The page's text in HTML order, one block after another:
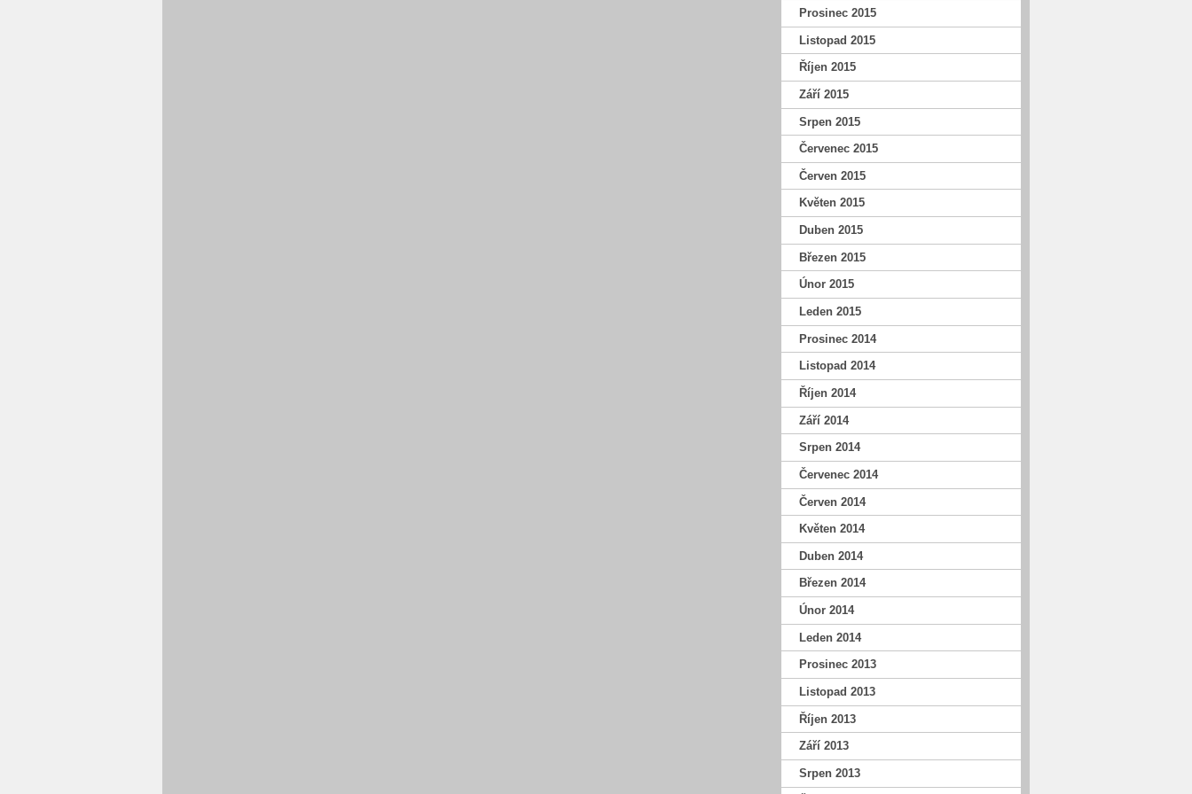
Prosinec 2015
Listopad 2015
Říjen 2015
Září 2015
Srpen 2015
Červenec 2015
Červen 2015
Květen 2015
Duben 2015
Březen 2015
Únor 2015
Leden 2015
Prosinec 2014
Listopad 2014
Říjen 2014
Září 2014
Srpen 2014
Červenec 2014
Červen 2014
Květen 2014
Duben 2014
Březen 2014
Únor 2014
Leden 2014
Prosinec 2013
Listopad 2013
Říjen 2013
Září 2013
Srpen 2013